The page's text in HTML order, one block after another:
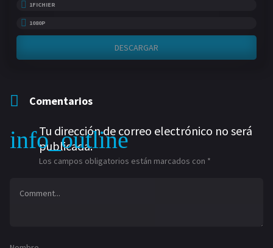
1FICHIER
1080P
DESCARGAR
Comentarios
Tu dirección de correo electrónico no será
publicada.
Los campos obligatorios están marcados con *